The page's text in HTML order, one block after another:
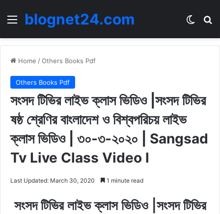
Menublognet24.com
Home /Others Books Pdf
Others Books Pdf
সংসদ টিভির লাইভ ক্লাস ভিডিও |সংসদ টিভির
ষষ্ঠ শ্রেণির বাংলাদেশ ও বিশ্বপরিচয় লাইভ
ক্লাস ভিডিও | ৩০-৩-২০২০ | Sangsad
Tv Live Class Video l
Last Updated: March 30, 2020 1 minute read
সংসদ টিভির লাইভ ক্লাস ভিডিও |সংসদ টিভির